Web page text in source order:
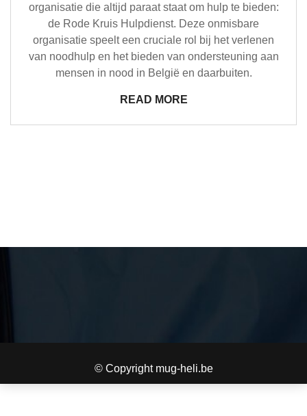
organisatie die altijd paraat staat om hulp te bieden:
de Rode Kruis Hulpdienst. Deze onmisbare
organisatie speelt een cruciale rol bij het verlenen
van noodhulp en het bieden van ondersteuning aan
mensen in nood in België en daarbuiten.
READ MORE
© Copyright mug-heli.be